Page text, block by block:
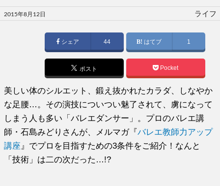
投
稿
2015年8月12日 ライフ
シェア 44 はてブ 1
ポスト Pocket
美しい体のシルエット、鍛え抜かれたカラダ、しなやか
な足腰…。その演技についつい魅了されて、虜になって
しまう人も多い「バレエダンサー」。プロのバレエ講
師・石島みどりさんが、メルマガ『バレエ教師力アップ
講座 』でプロを目指すための3条件をご紹介！なんと
「技術」は二の次だった…!?